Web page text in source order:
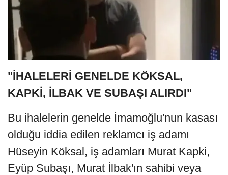
"İHALELERİ GENELDE KÖKSAL,
KAPKİ, İLBAK VE SUBAŞI ALIRDI"
Bu ihalelerin genelde İmamoğlu'nun kasası
olduğu iddia edilen reklamcı iş adamı
Hüseyin Köksal, iş adamları Murat Kapki,
Eyüp Subaşı, Murat İlbak'ın sahibi veya